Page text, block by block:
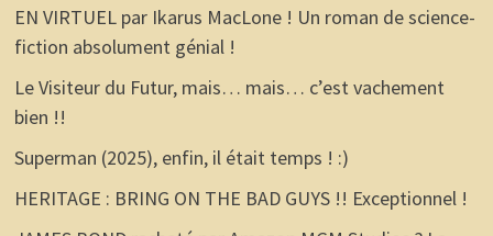
EN VIRTUEL par Ikarus MacLone ! Un roman de science-
fiction absolument génial !
Le Visiteur du Futur, mais… mais… c’est vachement
bien !!
Superman (2025), enfin, il était temps ! :)
HERITAGE : BRING ON THE BAD GUYS !! Exceptionnel !